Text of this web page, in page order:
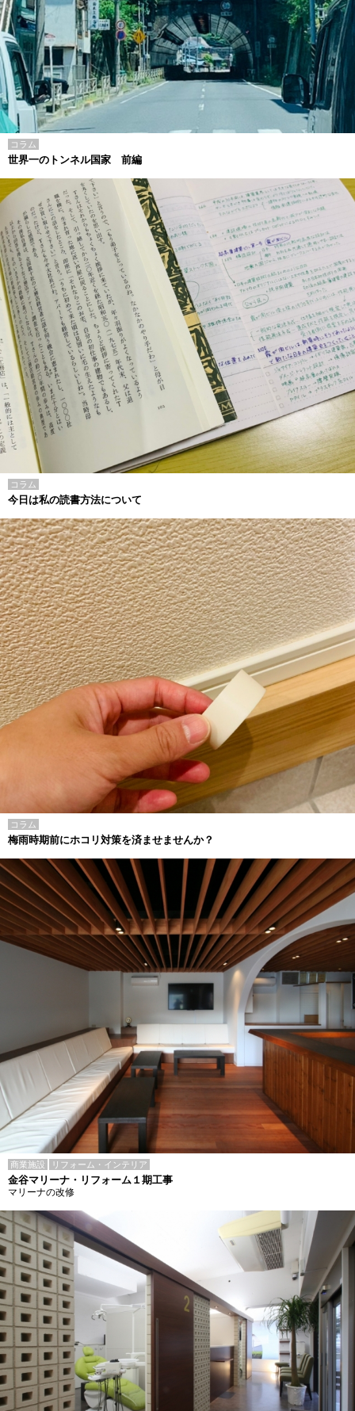
コラム
世界一のトンネル国家 前編
コラム
今日は私の読書方法について
コラム
梅雨時期前にホコリ対策を済ませませんか？
商業施設 リフォーム・インテリア
金谷マリーナ・リフォーム１期工事
マリーナの改修